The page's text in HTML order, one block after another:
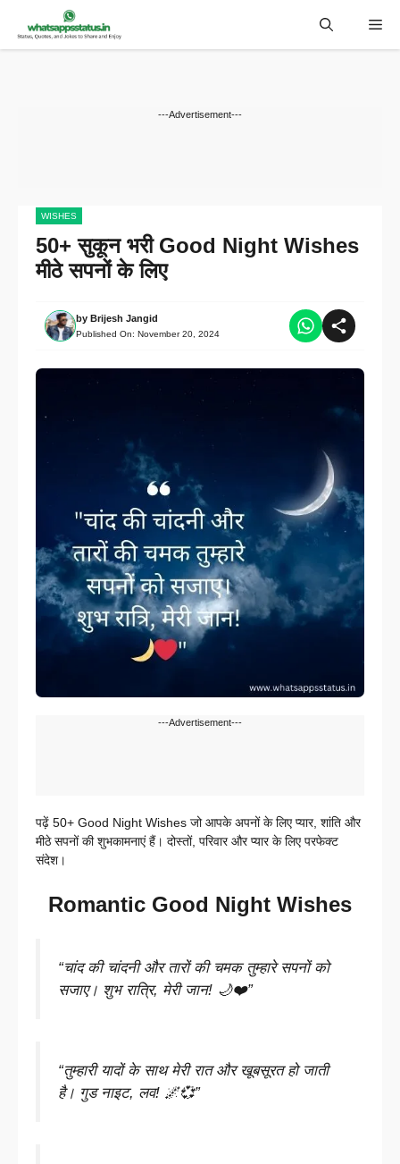
---Advertisement---
WISHES
50+ सुकून भरी Good Night Wishes
मीठे सपनों के लिए
by Brijesh Jangid
Published On: November 20, 2024
---Advertisement---
पढ़ें 50+ Good Night Wishes जो आपके अपनों के लिए प्यार, शांति और
मीठे सपनों की शुभकामनाएं हैं। दोस्तों, परिवार और प्यार के लिए परफेक्ट
संदेश।
Romantic Good Night Wishes
“चांद की चांदनी और तारों की चमक तुम्हारे सपनों को
सजाए। शुभ रात्रि, मेरी जान! 🌙❤️”
“तुम्हारी यादों के साथ मेरी रात और खूबसूरत हो जाती
है। गुड नाइट, लव! 🌌💞”